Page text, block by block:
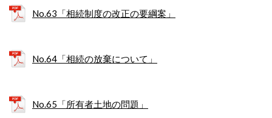
No.63「相続制度の改正の要綱案」
No.64「相続の放棄について」
No.65「所有者土地の問題」